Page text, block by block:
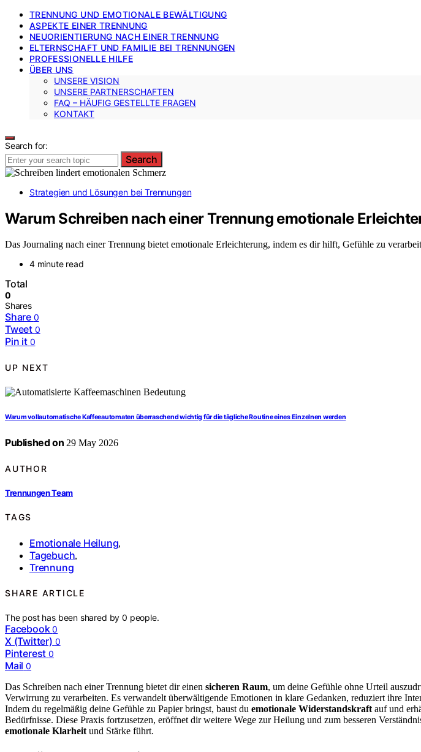
TRENNUNG UND EMOTIONALE BEWÄLTIGUNG
ASPEKTE EINER TRENNUNG
NEUORIENTIERUNG NACH EINER TRENNUNG
ELTERNSCHAFT UND FAMILIE BEI TRENNUNGEN
PROFESSIONELLE HILFE
ÜBER UNS
UNSERE VISION
UNSERE PARTNERSCHAFTEN
FAQ – HÄUFIG GESTELLTE FRAGEN
KONTAKT
Search for:
Search
Strategien und Lösungen bei Trennungen
Warum Schreiben nach einer Trennung emotionale
Das Journaling nach einer Trennung bietet emotionale Erleichterung, indem es dir hilft, Gefühle zu
4 minute read
Total
0
Shares
Share 0
Tweet 0
Pin it 0
UP NEXT
Warum vollautomatische Kaffeeautomaten überraschend wichtig für die tägliche Routine eines Einzelnen werden
Published on 29 May 2026
AUTHOR
Trennungen Team
TAGS
Emotionale Heilung,
Tagebuch,
Trennung
SHARE ARTICLE
The post has been shared by0 people.
Facebook 0
X (Twitter) 0
Pinterest 0
Mail 0
Das Schreiben nach einer Trennung bietet dir einen sicheren Raum, um deine Gefühle ohne Urteil
Verwirrung zu verarbeiten. Es verwandelt überwältigende Emotionen in klare Gedanken, reduziert ihre
Indem du regelmäßig deine Gefühle zu Papier bringst, baust du emotionale Widerstandskraft auf und
Bedürfnisse. Diese Praxis fortzusetzen, eröffnet dir weitere Wege zur Heilung und zum besseren
emotionale Klarheit und Stärke führt.